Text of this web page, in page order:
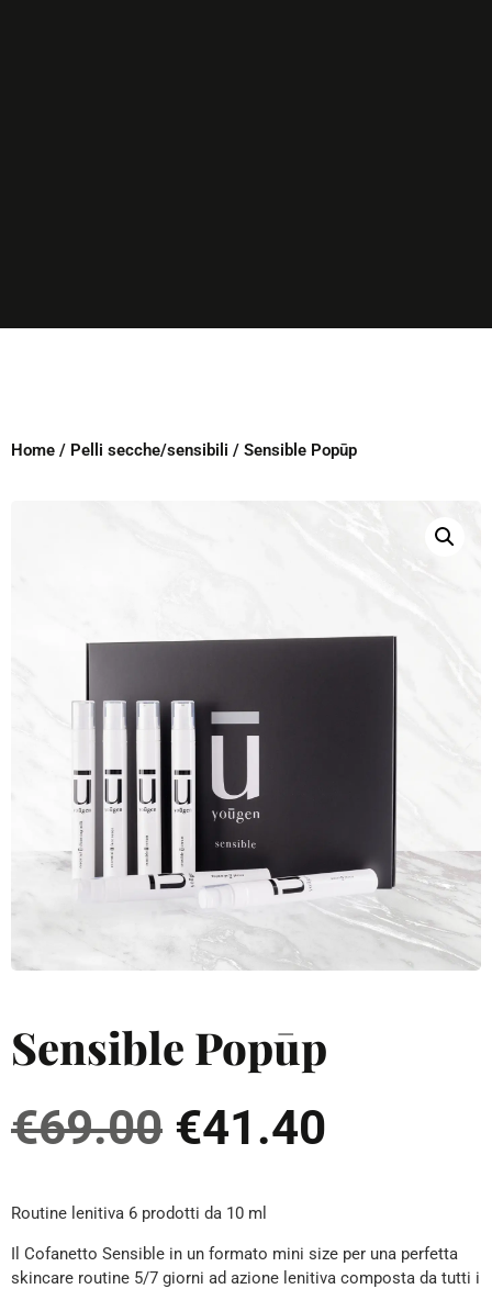
Home / Pelli secche/sensibili / Sensible Popūp
Sensible Popūp
€69.00 €41.40
Routine lenitiva 6 prodotti da 10 ml
Il Cofanetto Sensible in un formato mini size per una perfetta
skincare routine 5/7 giorni ad azione lenitiva composta da tutti i